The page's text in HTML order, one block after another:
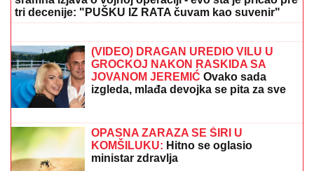
"MENI JE OLUJA BILA ODMOR"Tompsonova
sramna izjava o vojnoj operaciji - evo šta je pričao pre
tri decenije: "PUŠKU IZ RATA čuvam kao suvenir"